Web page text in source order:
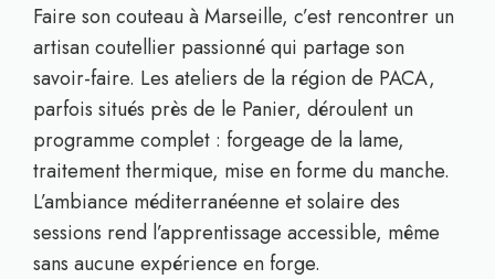
Faire son couteau à Marseille, c’est rencontrer un
artisan coutellier passionné qui partage son
savoir-faire. Les ateliers de la région de PACA,
parfois situés près de le Panier, déroulent un
programme complet : forgeage de la lame,
traitement thermique, mise en forme du manche.
L’ambiance méditerranéenne et solaire des
sessions rend l’apprentissage accessible, même
sans aucune expérience en forge.